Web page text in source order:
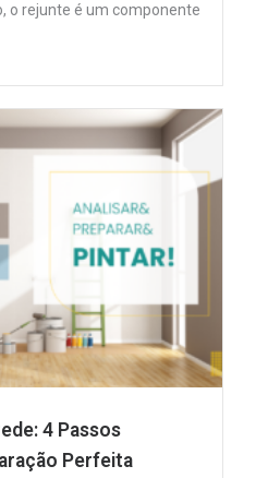
o rejunte é um componente
4 Passos
Perfeita